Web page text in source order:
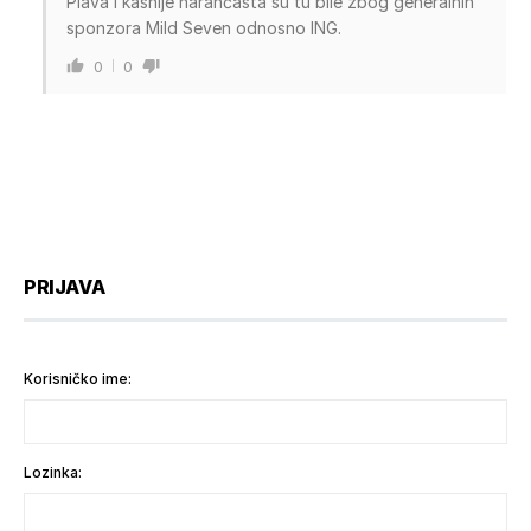
sponzora Mild Seven odnosno ING.
0 0
PRIJAVA
Korisničko ime:
Lozinka: